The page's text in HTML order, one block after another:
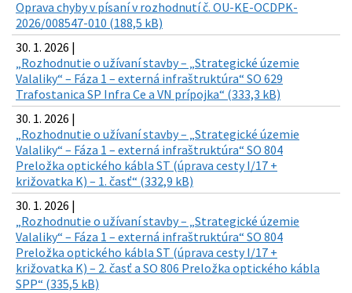
Oprava chyby v písaní v rozhodnutí č. OU-KE-OCDPK-
2026/008547-010 (188,5 kB)
30. 1. 2026 |
„Rozhodnutie o užívaní stavby – „Strategické územie
Valaliky“ – Fáza 1 – externá infraštruktúra“ SO 629
Trafostanica SP Infra Ce a VN prípojka“ (333,3 kB)
30. 1. 2026 |
„Rozhodnutie o užívaní stavby – „Strategické územie
Valaliky“ – Fáza 1 – externá infraštruktúra“ SO 804
Preložka optického kábla ST (úprava cesty I/17 +
križovatka K) – 1. časť“ (332,9 kB)
30. 1. 2026 |
„Rozhodnutie o užívaní stavby – „Strategické územie
Valaliky“ – Fáza 1 – externá infraštruktúra“ SO 804
Preložka optického kábla ST (úprava cesty I/17 +
križovatka K) – 2. časť a SO 806 Preložka optického kábla
SPP“ (335,5 kB)